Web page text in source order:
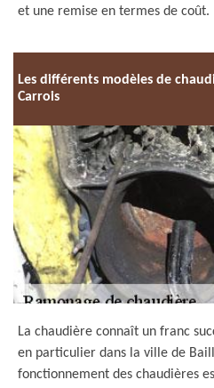
et une remise en termes de coût.
Les différents modèles de
Carrois
La chaudière connaît un franc
en particulier dans la ville de
fonctionnement des chaudières